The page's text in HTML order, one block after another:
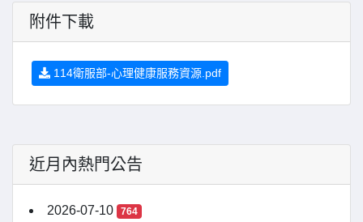
附件下載
114衛服部-心理健康服務資源.pdf
近月內熱門公告
2026-07-10 764